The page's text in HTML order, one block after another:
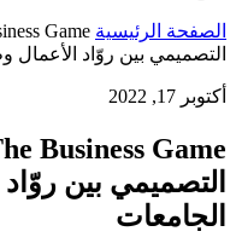
الصفحة الرئيسية
التصميمي بين روّاد الأعمال
أكتوبر 17, 2022
التصميمي بين
الجامعات